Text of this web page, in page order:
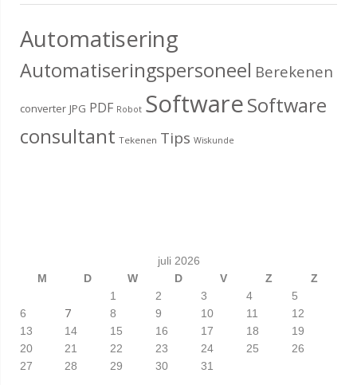
Automatisering
Automatiseringspersoneel Berekenen
converter JPG PDF Robot SoftwareSoftware
consultant Tekenen Tips Wiskunde
juli 2026
M
D W D V Z
Z
1
2 3 4
5
6
7 8 9 10 11
12
13
14 15 16 17 18
19
20
21 22 23 24 25
26
27
28 29 30 31